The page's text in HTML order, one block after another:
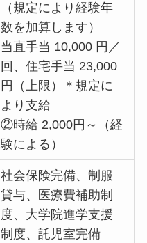
（規定により経験年
数を加算します）
当直手当 10,000 円／
回、住宅手当 23,000
円（上限）＊規定に
より支給
②時給 2,000円～（経
験による）
社会保険完備、制服
貸与、医療費補助制
度、大学院進学支援
制度、託児室完備